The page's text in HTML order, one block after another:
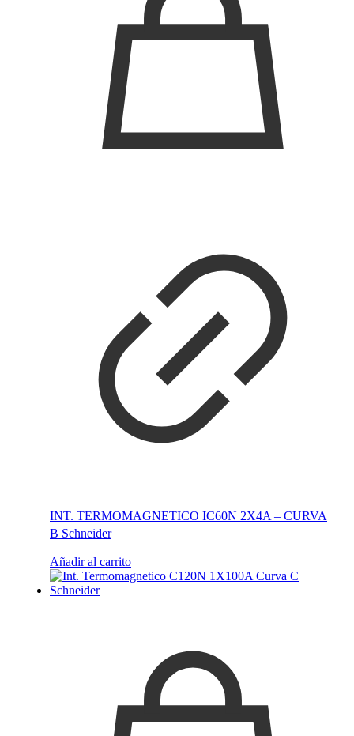
INT. TERMOMAGNETICO IC60N 2X4A – CURVA
B Schneider
Añadir al carrito